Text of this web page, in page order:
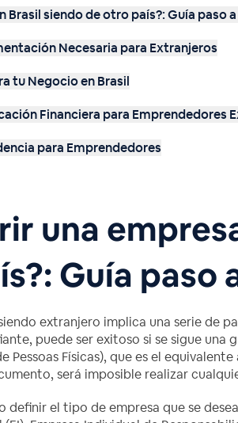
Brasil siendo de otro país?: Guía paso
Necesaria para Extranjeros
tu Negocio en Brasil
Financiera para Emprendedores
para Emprendedores
una
Guía paso
extranjero implica una serie de
puede ser exitoso si se sigue
Pessoas Físicas), que es el
será imposible realizar
definir el tipo de empresa que se